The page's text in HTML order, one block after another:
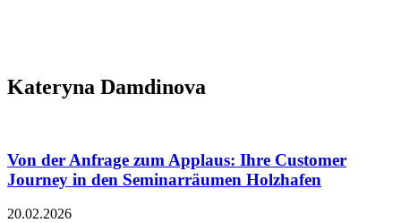
Kateryna Damdinova
Von der Anfrage zum Applaus: Ihre Customer
Journey in den Seminarräumen Holzhafen
20.02.2026